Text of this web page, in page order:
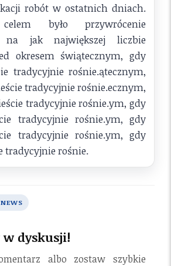
robót w ostatnich dniach.
było przywrócenie
na jak największej liczbie
okresem świątecznym, gdy
tradycyjnie rośnie.ątecznym,
tradycyjnie rośnie.ecznym,
tradycyjnie rośnie.ym, gdy
tradycyjnie rośnie.ym, gdy
tradycyjnie rośnie.ym, gdy
tradycyjnie rośnie.
w dyskusji!
albo zostaw szybkie